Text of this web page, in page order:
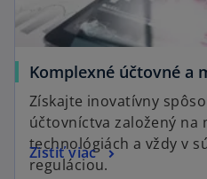
Komplexné účtovné a
Získajte inovatívny
účtovníctva založený na
technológiách a vždy v
reguláciou.
Zistiť viac